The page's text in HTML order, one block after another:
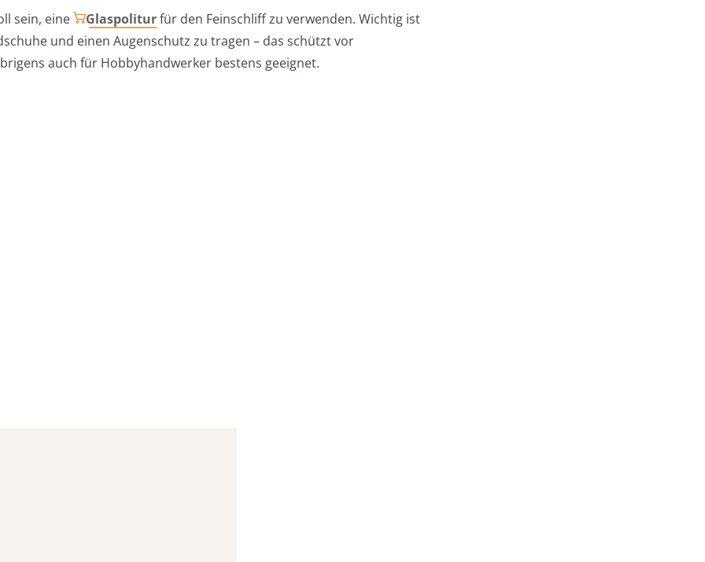
sein, eine
Glaspoliturfür den Feinschliff zu verwenden. Wichtig ist
und einen Augenschutz zu tragen – das schützt vor
auch für Hobbyhandwerker bestens geeignet.